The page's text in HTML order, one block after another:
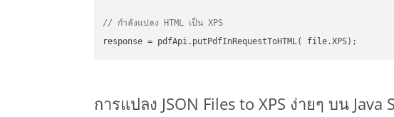
// กำลังแปลง HTML เป็น XPS
การแปลง JSON Files to XPS ง่ายๆ บน Java